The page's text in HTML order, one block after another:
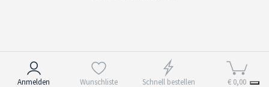
Anmelden Wunschliste Schnell bestellen € 0,00
Hinweis bei Erhebung